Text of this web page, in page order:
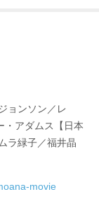
ョンソン／レ
・アダムス【日本
ラ緑子／福井晶
movie